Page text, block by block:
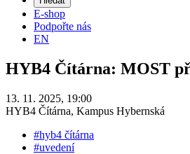
E-shop
Podpořte nás
EN
HYB4 Čítárna: MOST
13. 11. 2025, 19:00
HYB4 Čítárna, Kampus Hybernská
#hyb4 čítárna
#uvedení